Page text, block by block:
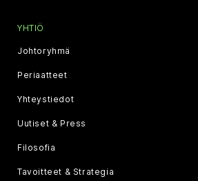
YHTIÖ
Johtoryhmä
Periaatteet
Yhteystiedot
Uutiset & Press
Filosofia
Tavoitteet & Strategia